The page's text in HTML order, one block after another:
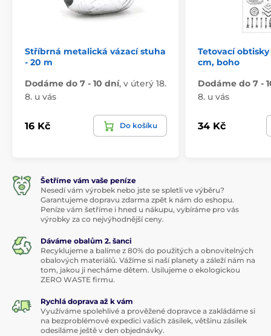
Stříbrná metalická vázací stuha
- 20 m
Dodáme do 7 - 10 dní, v úterý 18.
8. u vás
16 Kč Do košíku
Tetovací obtisky
cm, boho
Dodáme do 7 -
8. u vás
34 Kč
Šetříme vám vaše peníze
Nesedí vám výrobek nebo jste se spletli ve výběru?
Garantujeme dopravu zdarma zpět k nám do eshopu.
Peníze vám šetříme i hned u nákupu, vybíráme pro vás
výrobky za co nejvýhodnější ceny.
Dáváme obalům 2. šanci
Recyklujeme a balíme z 80% do použitých a obnovitelných
obalových materiálů. Vážíme si naší planety a záleží nám na
tom, jakou ji necháme dětem. Usilujeme o ekologickou
ZERO WASTE firmu.
Rychlá doprava až k vám
Využíváme spolehlivé a prověžené dopravce a zakládáme si
na bezproblémové expedici vašich zásilek, většinu zásilek
odesíláme ještě v den objednávky.